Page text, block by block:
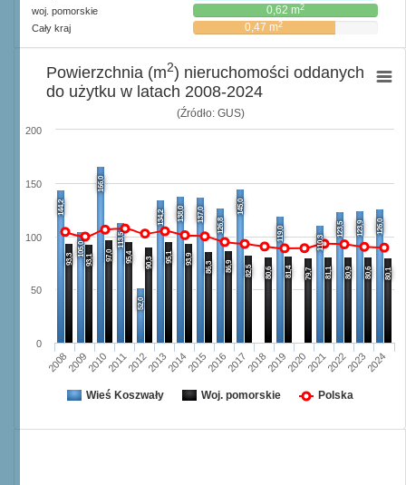
woj. pomorskie 0,62 m2
Cały kraj 0,47 m2
(Źródło: GUS)
144,2
105,0
166,0
113,5
52,0
134,2 138,0 137,0
126,8
145,0
119,0
110,3
123,5 123,9 126,0
93,3 93,1 97,0 95,4 90,3 95,1 93,9
86,3 86,9 82,5 80,6 81,4 79,7 81,1 80,9 80,6 80,1
20082009201020112012201320142015201620172018201920202021202220232024
0
50
100
150
200
Powierzchnia (m2) nieruchomości oddanych
do użytku w latach 2008-2024
Wieś Koszwały Woj. pomorskie Polska